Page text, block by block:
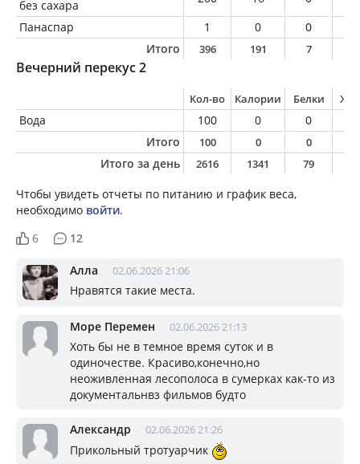
без сахара
Панаспар
1 0 0
Итого
396 191 7
Вечерний перекус 2
Кол-во Калории Белки
Вода 100 0 0
Итого
100 0 0
Итого за день 2616 1341 79
Чтобы увидеть отчеты по питанию и график веса,
необходимо войти.
6
12
Алла 02.06.2026 21:06
Нравятся такие места.
Море Перемен 02.06.2026 21:13
Хоть бы не в темное время суток и в
одиночестве. Красиво,конечно,но
неоживленная лесополоса в сумерках как-то из
документальнвз фильмов будто
Александр 02.06.2026 21:26
Прикольный тротуарчик